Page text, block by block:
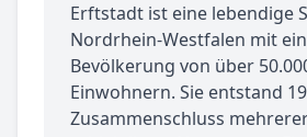
Erftstadt ist eine lebendige
Nordrhein-Westfalen mit
Bevölkerung von über
Einwohnern. Sie entstand
Zusammenschluss